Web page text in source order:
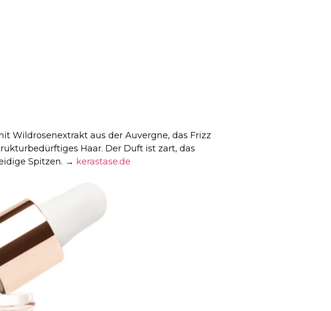
Wildrosenextrakt aus der Auvergne, das Frizz
Haar. Der Duft ist zart, das
Spitzen. → kerastase.de